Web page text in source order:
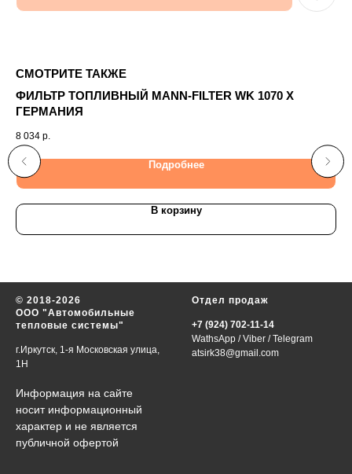
СМОТРИТЕ ТАКЖЕ
ФИЛЬТР ТОПЛИВНЫЙ MANN-FILTER WK 1070 X
ГЕРМАНИЯ
8 034 р.
Подробнее
В корзину
© 2018-2026
ООО "Автомобильные
тепловые системы"
г.Иркутск, 1-я Московская улица,
1Н
Информация на сайте
носит информационный
характер и не является
публичной офертой
Отдел продаж
+7 (924) 702-11-14
WathsApp /Viber /Telegram
atsirk38@gmail.com